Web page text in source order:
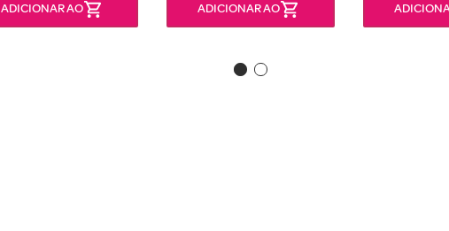
ADICIONAR AO ADICIONAR AO